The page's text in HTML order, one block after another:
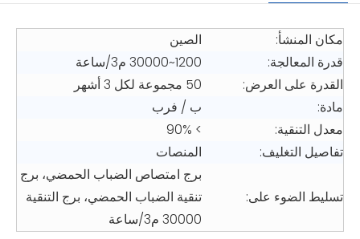
مكان المنشأ:
الصين
قدرة المعالجة:
1200~30000 م3/ساعة
القدرة على العرض:
50 مجموعة لكل 3 أشهر
مادة:
ب / فرب
معدل التنقية:
> 90%
تفاصيل التغليف:
المنصات
تسليط الضوء على:
برج امتصاص الضباب الحمضي، برج
تنقية الضباب الحمضي، برج التنقية
30000 م3/ساعة